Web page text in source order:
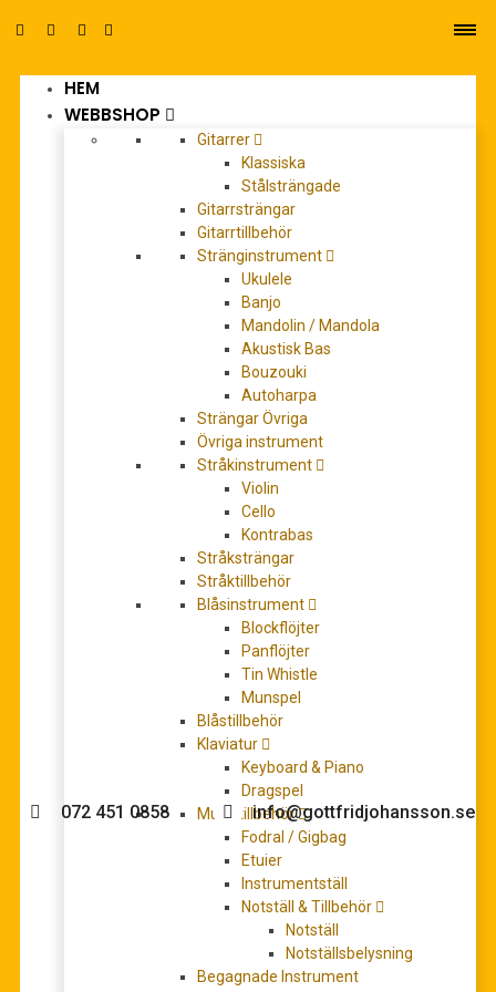
HEM
WEBBSHOP
Gitarrer
Klassiska
Stålsträngade
Gitarrsträngar
Gitarrtillbehör
Stränginstrument
Ukulele
Banjo
Mandolin / Mandola
Akustisk Bas
Bouzouki
Autoharpa
Strängar Övriga
Övriga instrument
Stråkinstrument
Violin
Cello
Kontrabas
Stråksträngar
Stråktillbehör
Blåsinstrument
Blockflöjter
Panflöjter
Tin Whistle
Munspel
Blåstillbehör
Klaviatur
Keyboard & Piano
Dragspel
Musiktillbehör
Fodral / Gigbag
Etuier
Instrumentställ
Notställ & Tillbehör
Notställ
Notställsbelysning
Begagnade Instrument
The Cocktail Bar Piano Solos – the Ritz Collection
319,00kr
LÄGG TILL I VARUKORG
Behöver du hjälp med köpet?
072 451 0858 info@gottfridjohansson.se
Johansson Musik webbshop!
Telefontider:
Måndag – fredag 10-12